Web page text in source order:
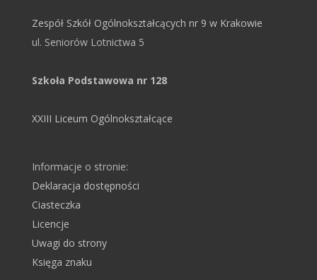
Zespół Szkół Ogólnokształcących nr 9 w Krakowie
ul. Seniorów Lotnictwa 5
Szkoła Podstawowa nr 128
XXIII Liceum Ogólnokształcące
Informacje o stronie:
Deklaracja dostępności
Ciasteczka
Licencje
Uwagi do strony
Księga znaku